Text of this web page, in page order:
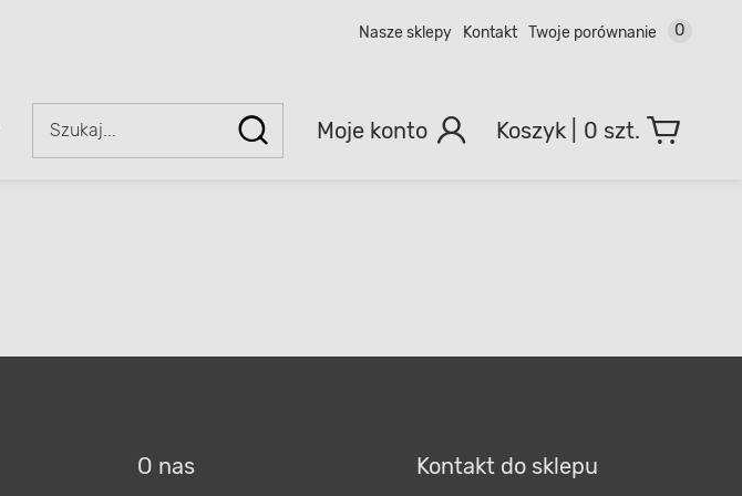
Nasze sklepy Kontakt Twoje porównanie 0
Moje konto 0 szt.
O nas Kontakt do sklepu